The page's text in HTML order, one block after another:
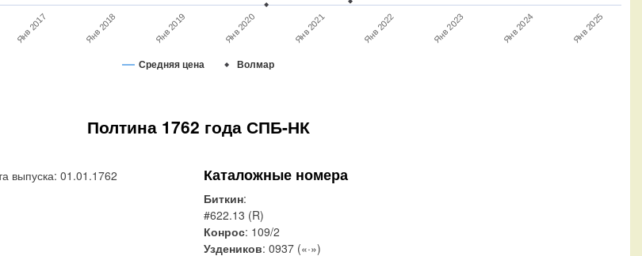
Средняя цена Волмар
Янв 2017 Янв 2018 Янв 2019 Янв 2020 Янв 2021 Янв 2022 Янв 2023 Янв 2024 Янв 2025
Полтина 1762 года СПБ-НК
выпуска: 01.01.1762 Каталожные номера
Биткин:
#622.13 (R)
Конрос: 109/2
Уздеников: 0937 («·»)